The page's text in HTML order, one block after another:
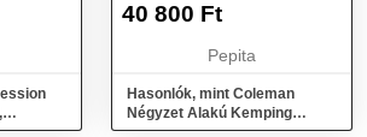
40 800 Ft
Pepita
Hasonlók, mint Coleman
Négyzet Alakú Kemping
Asztal - Szürke